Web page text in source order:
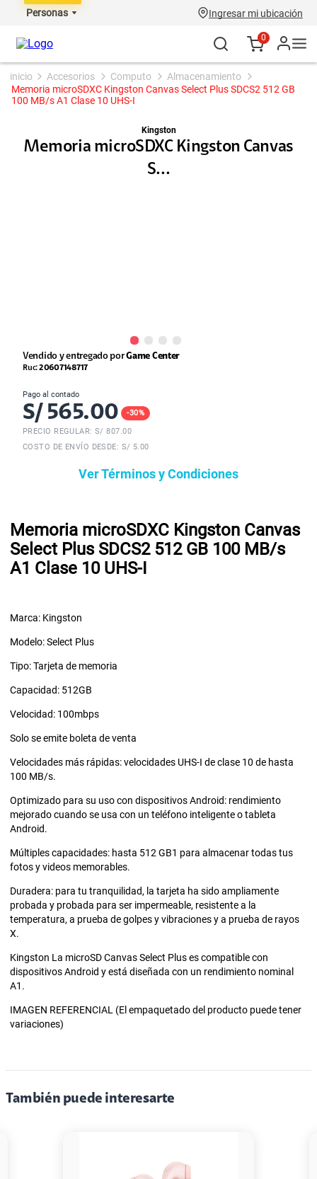
Personas Ingresar mi ubicación
0
accesorios computo
almacenamiento
Memoria microSDXC Kingston Canvas Select Plus SDCS2 512 GB
100 MB/s A1 Clase 10 UHS-I
Kingston
Memoria microSDXC Kingston Canvas
S...
Vendido y entregado porGame Center
Ruc:20607148717
Pago al contado
S/ 565.00 -30%
PRECIO REGULAR: S/807.00
COSTO DE ENVÍO DESDE: S/ 5.00
Ver Términos y Condiciones
Memoria microSDXC Kingston Canvas
Select Plus SDCS2 512 GB 100 MB/s
A1 Clase 10 UHS-I
Marca: Kingston
Modelo: Select Plus
Tipo: Tarjeta de memoria
Capacidad: 512GB
Velocidad: 100mbps
Solo se emite boleta de venta
Velocidades más rápidas: velocidades UHS-I de clase 10 de hasta
100 MB/s.
Optimizado para su uso con dispositivos Android: rendimiento
mejorado cuando se usa con un teléfono inteligente o tableta
Android.
Múltiples capacidades: hasta 512 GB1 para almacenar todas tus
fotos y videos memorables.
Duradera: para tu tranquilidad, la tarjeta ha sido ampliamente
probada y probada para ser impermeable, resistente a la
temperatura, a prueba de golpes y vibraciones y a prueba de rayos
X.
Kingston La microSD Canvas Select Plus es compatible con
dispositivos Android y está diseñada con un rendimiento nominal
A1.
IMAGEN REFERENCIAL (El empaquetado del producto puede tener
variaciones)
También puede interesarte